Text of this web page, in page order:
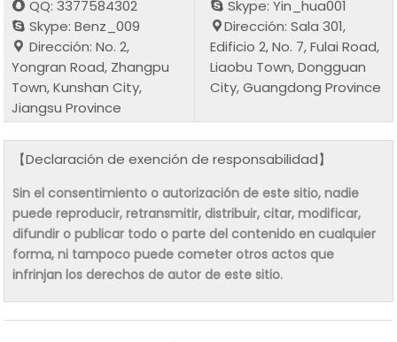
QQ: 3377584302
Skype: Benz_009
Dirección: No. 2,
Yongran Road, Zhangpu
Town, Kunshan City,
Jiangsu Province
Skype: Yin_hua001
Dirección: Sala 301,
Edificio 2, No. 7, Fulai Road,
Liaobu Town, Dongguan
City, Guangdong Province
【Declaración de exención de responsabilidad】
Sin el consentimiento o autorización de este sitio, nadie
puede reproducir, retransmitir, distribuir, citar, modificar,
difundir o publicar todo o parte del contenido en cualquier
forma, ni tampoco puede cometer otros actos que
infrinjan los derechos de autor de este sitio.